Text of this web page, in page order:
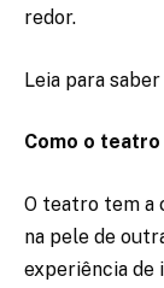
redor.
Leia para
Como o
O teatro tem a
na pele de
experiência de